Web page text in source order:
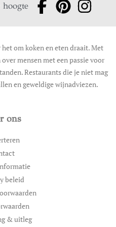
om koken en eten draait. Met
mensen met een passie voor
Restaurants die je niet mag
en geweldige wijnadviezen.
ons
beleid
& uitleg